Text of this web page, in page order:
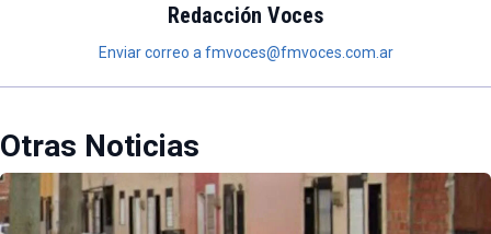
Redacción Voces
Enviar correo a fmvoces@fmvoces.com.ar
Otras Noticias